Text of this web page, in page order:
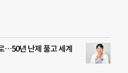
…50년 난제 풀고 세계